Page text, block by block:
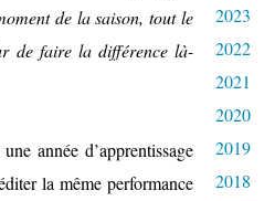
de la saison, tout le
de faire la différence là-
année d’apprentissage
la même performance
2023
2022
2021
2020
2019
2018